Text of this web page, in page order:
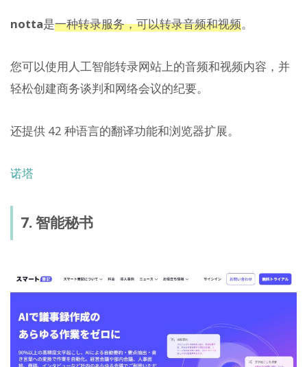
notta是一种转录服务，可以转录音频和视频。
您可以使用人工智能转录网站上的音频和视频内容，并
轻松创建商务谈判和网络会议的纪要。
还提供 42 种语言的翻译功能和浏览器扩展。
诺塔
7. 智能秘书